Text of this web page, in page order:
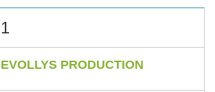
1
EVOLLYS PRODUCTION